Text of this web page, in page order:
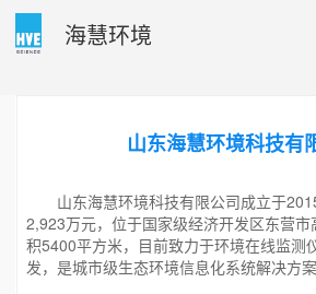
海慧环境
山东海慧环境科技有
山东海慧环境科技有限公司成立于
2,923万元，位于国家级经济开发区东营
积5400平方米，目前致力于环境在线监测
发，是城市级生态环境信息化系统解决方案